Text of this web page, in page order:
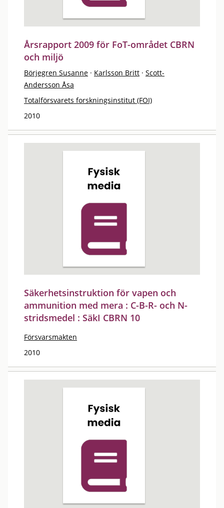
Årsrapport 2009 för FoT-området CBRN
och miljö
Börjegren Susanne · Karlsson Britt · Scott-
Andersson Åsa
Totalförsvarets forskningsinstitut (FOI)
2010
Säkerhetsinstruktion för vapen och
ammunition med mera : C-B-R- och N-
stridsmedel : SäkI CBRN 10
Försvarsmakten
2010